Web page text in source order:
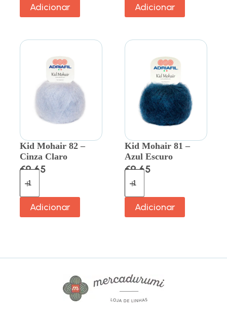
Adicionar Adicionar
Kid Mohair 82 –
Cinza Claro
€9.65
Adicionar
Kid Mohair 81 –
Azul Escuro
€9.65
Adicionar